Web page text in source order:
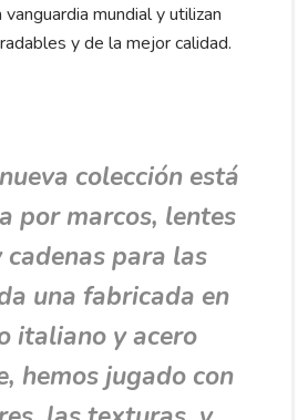
mundial y utilizan
y de la mejor calidad.
colección está
por marcos, lentes
cadenas para las
una fabricada en
italiano y acero
hemos jugado con